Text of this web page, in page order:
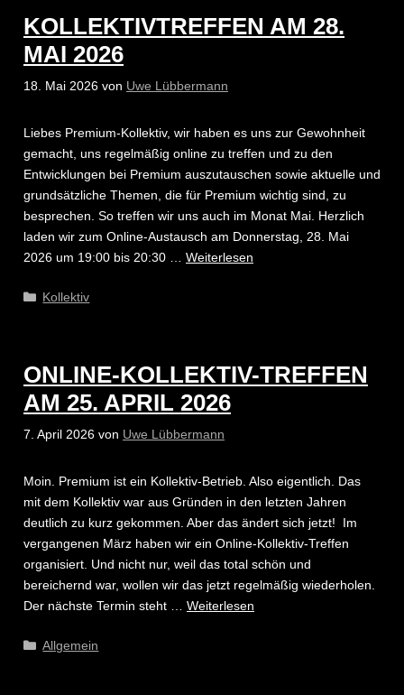
KOLLEKTIVTREFFEN AM 28.
MAI 2026
18. Mai 2026 von Uwe Lübbermann
Liebes Premium-Kollektiv, wir haben es uns zur Gewohnheit
gemacht, uns regelmäßig online zu treffen und zu den
Entwicklungen bei Premium auszutauschen sowie aktuelle und
grundsätzliche Themen, die für Premium wichtig sind, zu
besprechen. So treffen wir uns auch im Monat Mai. Herzlich
laden wir zum Online-Austausch am Donnerstag, 28. Mai
2026 um 19:00 bis 20:30 … Weiterlesen
Kategorien
Kollektiv
ONLINE-KOLLEKTIV-TREFFEN
AM 25. APRIL 2026
7. April 2026 von Uwe Lübbermann
Moin. Premium ist ein Kollektiv-Betrieb. Also eigentlich. Das
mit dem Kollektiv war aus Gründen in den letzten Jahren
deutlich zu kurz gekommen. Aber das ändert sich jetzt! Im
vergangenen März haben wir ein Online-Kollektiv-Treffen
organisiert. Und nicht nur, weil das total schön und
bereichernd war, wollen wir das jetzt regelmäßig wiederholen.
Der nächste Termin steht … Weiterlesen
Kategorien
Allgemein